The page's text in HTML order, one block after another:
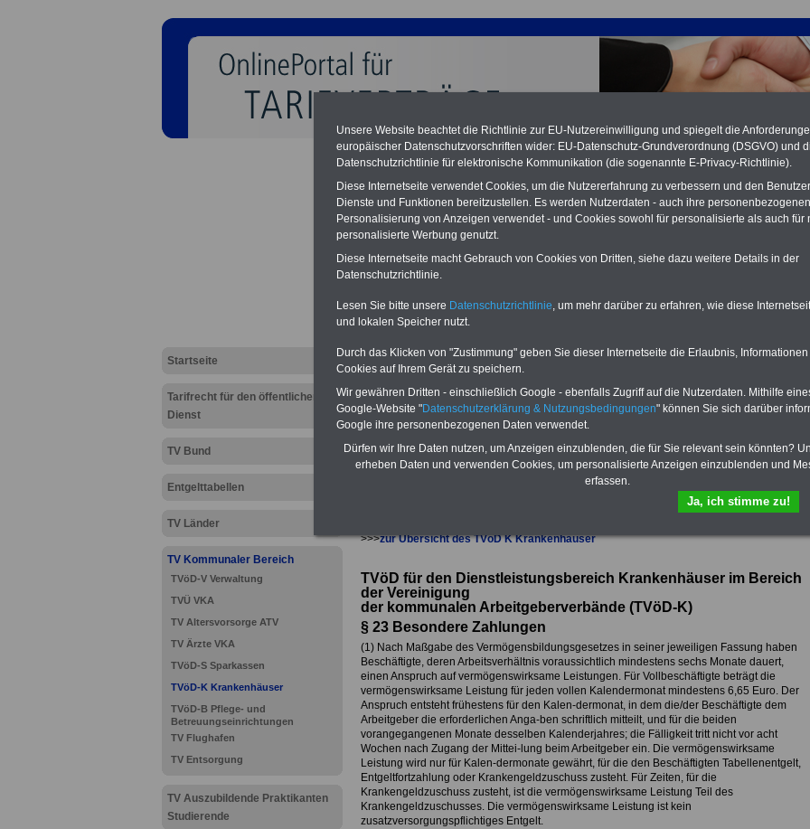
Startseite
Tarifrecht für den öffentlichen
Dienst
TV Bund
Entgelttabellen
TV Länder
TV Kommunaler Bereich
TVöD-V Verwaltung
TVÜ VKA
TV Altersvorsorge ATV
TV Ärzte VKA
TVöD-S Sparkassen
TVöD-K Krankenhäuser
TVöD-B Pflege- und
Betreuungseinrichtungen
TV Flughafen
TV Entsorgung
TV Auszubildende Praktikanten
Studierende
TVöD-K Krankenhäuser: § 23 Besondere Zahlungen
Neu aufgelegt: Oktober 2025
Euro (inkl. MwSt.) bei einer Laufzeit
Dienst auf dem Laufenden, u.a.
Im PortalPDF-SERVICEfindn Sie
das
10 Bücher bzw. eBooks zum
herunterladen, lesen und
ausdrucken.
>>>zur Übersicht des TVöD K Krankenhäuser
TVöD für den Dienstleistungsbereich Krankenhäuser im Bereich
der Vereinigung
der kommunalen Arbeitgeberverbände (TVöD-K)
§ 23 Besondere Zahlungen
(1) Nach Maßgabe des Vermögensbildungsgesetzes in seiner jeweiligen Fassung haben
Beschäftigte, deren Arbeitsverhältnis voraussichtlich mindestens sechs Monate dauert,
einen Anspruch auf vermögenswirksame Leistungen. Für Vollbeschäftigte beträgt die
vermögenswirksame Leistung für jeden vollen Kalendermonat mindestens 6,65 Euro. Der
Anspruch entsteht frühestens für den Kalen-dermonat, in dem die/der Beschäftigte dem
Arbeitgeber die erforderlichen Anga-ben schriftlich mitteilt, und für die beiden
vorangegangenen Monate desselben Kalenderjahres; die Fälligkeit tritt nicht vor acht
Wochen nach Zugang der Mittei-lung beim Arbeitgeber ein. Die vermögenswirksame
Leistung wird nur für Kalen-dermonate gewährt, für die den Beschäftigten Tabellenentgelt,
Entgeltfortzahlung oder Krankengeldzuschuss zusteht. Für Zeiten, für die
Krankengeldzuschuss zusteht, ist die vermögenswirksame Leistung Teil des
Krankengeldzuschusses. Die vermögenswirksame Leistung ist kein
zusatzversorgungspflichtiges Entgelt.
Unsere Website beachtet die Richtlinie zur EU-Nutzereinwilligung und spiegelt die
europäischer Datenschutzvorschriften wider: EU-Datenschutz-Grundverordnung (DSGVO) und
Datenschutzrichtlinie für elektronische Kommunikation (die sogenannte E-Privacy-Richtlinie).
Diese Internetseite verwendet Cookies, um die Nutzererfahrung zu verbessern und den
Dienste und Funktionen bereitzustellen. Es werden Nutzerdaten - auch ihre
Personalisierung von Anzeigen verwendet - und Cookies sowohl für personalisierte als auch für
personalisierte Werbung genutzt.
Diese Internetseite macht Gebrauch von Cookies von Dritten, siehe dazu weitere Details in der
Datenschutzrichtlinie.
Lesen Sie bitte unsere Datenschutzrichtlinie, um mehr darüber zu erfahren, wie diese
und lokalen Speicher nutzt.
Durch das Klicken von "Zustimmung" geben Sie dieser Internetseite die Erlaubnis,
Cookies auf Ihrem Gerät zu speichern.
Wir gewähren Dritten - einschließlich Google - ebenfalls Zugriff auf die Nutzerdaten. Mithilfe
Google-Website "Datenschutzerklärung & Nutzungsbedingungen" können Sie sich darüber
Google ihre personenbezogenen Daten verwendet.
Dürfen wir Ihre Daten nutzen, um Anzeigen einzublenden, die für Sie relevant sein könnten?
erheben Daten und verwenden Cookies, um personalisierte Anzeigen einzublenden und
erfassen.
Ja, ich stimme zu!